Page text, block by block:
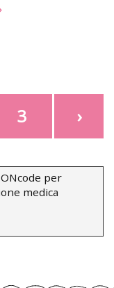
3 ›
per
medica